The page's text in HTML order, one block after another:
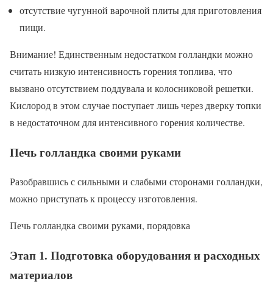
отсутствие чугунной варочной плиты для приготовления
пищи.
Внимание! Единственным недостатком голландки можно
считать низкую интенсивность горения топлива, что
вызвано отсутствием поддувала и колосниковой решетки.
Кислород в этом случае поступает лишь через дверку топки
в недостаточном для интенсивного горения количестве.
Печь голландка своими руками
Разобравшись с сильными и слабыми сторонами голландки,
можно приступать к процессу изготовления.
Печь голландка своими руками, порядовка
Этап 1. Подготовка оборудования и расходных
материалов